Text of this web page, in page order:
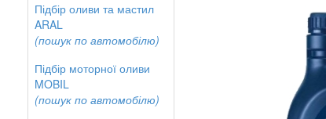
Підбір оливи та мастил
ARAL
(пошук по автомобілю)
Підбір моторної оливи
MOBIL
(пошук по автомобілю)